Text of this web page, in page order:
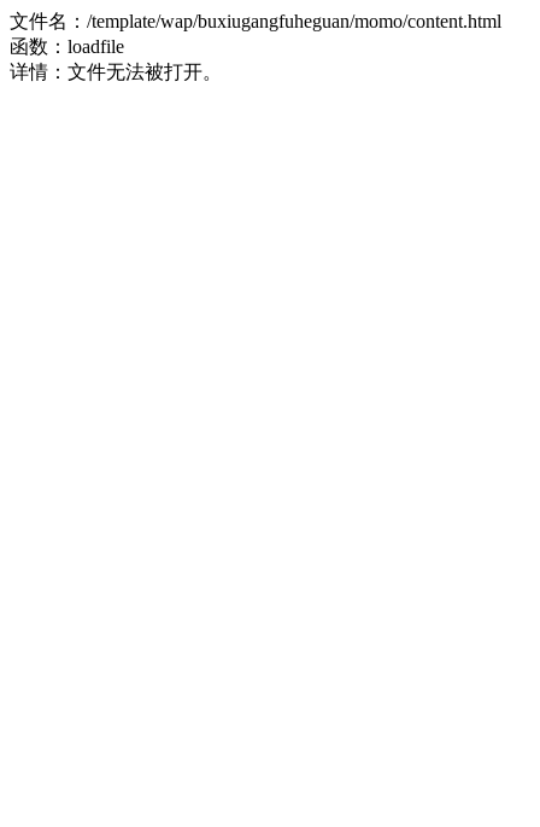
文件名：/template/wap/buxiugangfuheguan/momo/content.html
函数：loadfile
详情：文件无法被打开。